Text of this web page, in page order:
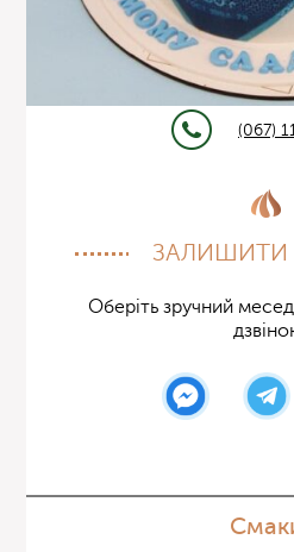
(067)
ЗАЛИШИТИ
Оберіть зручний